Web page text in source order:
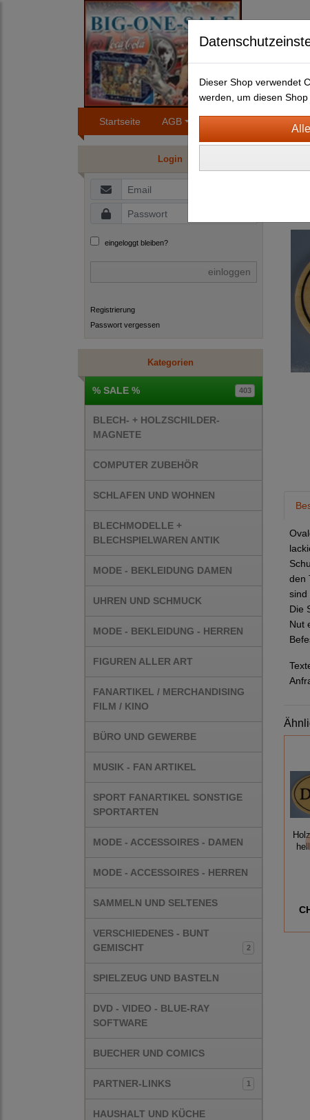
Startseite AGB Kontakt
Login
eingeloggt bleiben?
einloggen
Registrierung
Passwort vergessen
Kategorien
% SALE % 403
BLECH- + HOLZSCHILDER-
MAGNETE
COMPUTER ZUBEHÖR
SCHLAFEN UND WOHNEN
BLECHMODELLE +
BLECHSPIELWAREN ANTIK
MODE - BEKLEIDUNG DAMEN
UHREN UND SCHMUCK
MODE - BEKLEIDUNG - HERREN
FIGUREN ALLER ART
FANARTIKEL / MERCHANDISING
FILM / KINO
BÜRO UND GEWERBE
MUSIK - FAN ARTIKEL
SPORT FANARTIKEL SONSTIGE
SPORTARTEN
MODE - ACCESSOIRES - DAMEN
MODE - ACCESSOIRES - HERREN
SAMMELN UND SELTENES
VERSCHIEDENES - BUNT
GEMISCHT
2
SPIELZEUG UND BASTELN
DVD - VIDEO - BLUE-RAY
SOFTWARE
BUECHER UND COMICS
PARTNER-LINKS 1
HAUSHALT UND KÜCHE
den
sind
Die
Nut
Dieser Shop verwendet
werden, um diesen